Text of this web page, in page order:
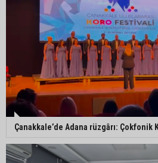
Çanakkale’de Adana rüzgârı: